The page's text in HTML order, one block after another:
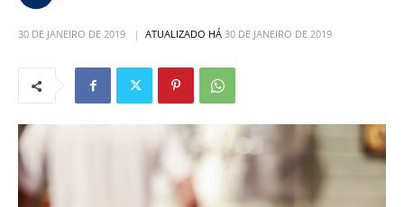
30 DE JANEIRO DE 2019 ATUALIZADO HÁ 30 DE JANEIRO DE 2019